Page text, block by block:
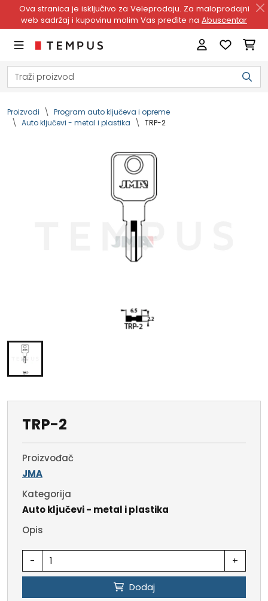
Ova stranica je isključivo za Veleprodaju. Za maloprodajni
web sadržaj i kupovinu molim Vas pređite na Abuscentar
Proizvodi
Program auto ključeva i opreme
Auto ključevi - metal i plastika
TRP-2
TRP-2
Proizvođač
JMA
Kategorija
Auto ključevi - metal i plastika
Opis
- +
Dodaj